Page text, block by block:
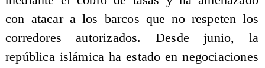
con atacar a los barcos que no respeten los
corredores autorizados. Desde junio, la
república islámica ha estado en negociaciones